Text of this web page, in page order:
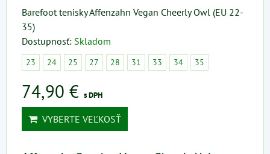
Barefoot tenisky Affenzahn Vegan Cheerly Owl (EU 22-
35)
Dostupnosť: Skladom
23 24 25 27 28 31 33 34 35
74,90 € s DPH
VYBERTE VEĽKOSŤ